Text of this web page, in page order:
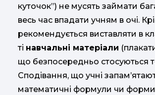
куточок”) не мусять займати
весь час впадати учням в очі.
рекомендується виставляти в
ті навчальні матеріали
що безпосередньо стосуються
Сподівання, що учні
математичні формули чи форми